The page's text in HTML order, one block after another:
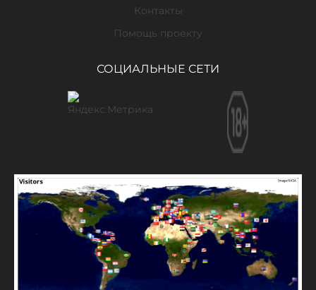
Контакты
Помощь проекту
СОЦИАЛЬНЫЕ СЕТИ